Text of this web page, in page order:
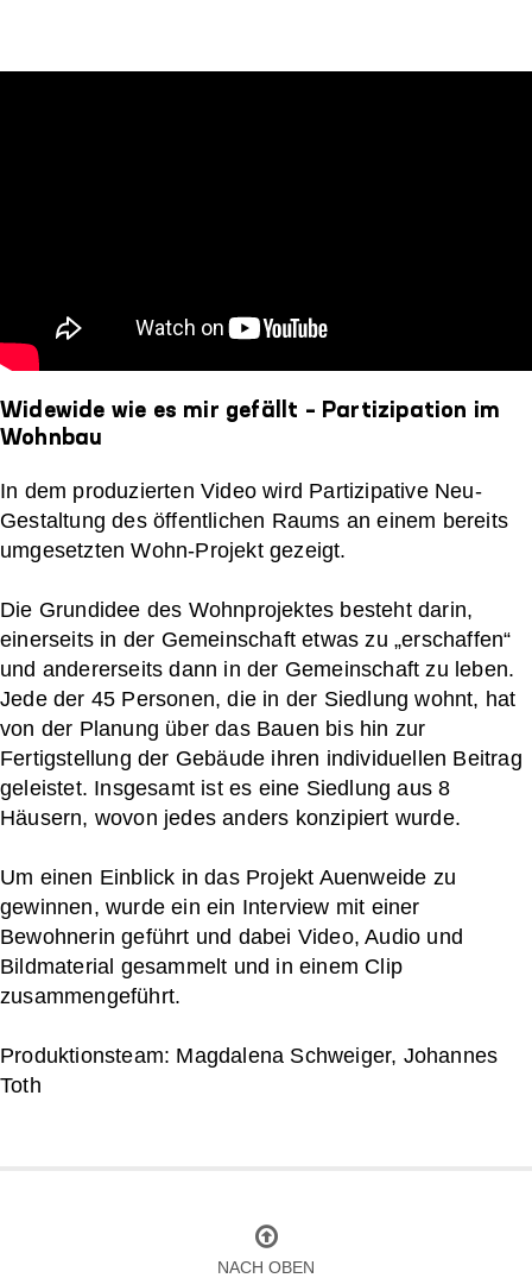
Widewide wie es mir gefällt – Partizipation im
Wohnbau
In dem produzierten Video wird Partizipative Neu-
Gestaltung des öffentlichen Raums an einem bereits
umgesetzten Wohn-Projekt gezeigt.
Die Grundidee des Wohnprojektes besteht darin,
einerseits in der Gemeinschaft etwas zu „erschaffen“
und andererseits dann in der Gemeinschaft zu leben.
Jede der 45 Personen, die in der Siedlung wohnt, hat
von der Planung über das Bauen bis hin zur
Fertigstellung der Gebäude ihren individuellen Beitrag
geleistet. Insgesamt ist es eine Siedlung aus 8
Häusern, wovon jedes anders konzipiert wurde.
Um einen Einblick in das Projekt Auenweide zu
gewinnen, wurde ein ein Interview mit einer
Bewohnerin geführt und dabei Video, Audio und
Bildmaterial gesammelt und in einem Clip
zusammengeführt.
Produktionsteam: Magdalena Schweiger, Johannes
Toth
NACH OBEN